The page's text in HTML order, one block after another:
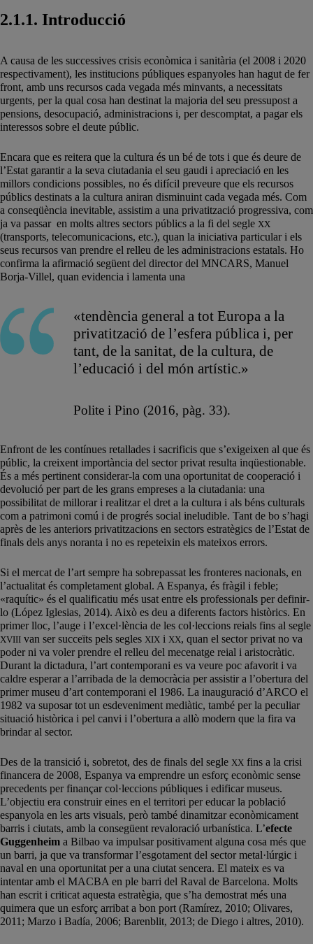
2.1.1. Introducció
A causa de les successives crisis econòmica i sanitària (el 2008 i 2020
respectivament), les institucions públiques espanyoles han hagut de fer
front, amb uns recursos cada vegada més minvants, a necessitats
urgents, per la qual cosa han destinat la majoria del seu pressupost a
pensions, desocupació, administracions i, per descomptat, a pagar els
interessos sobre el deute públic.
Encara que es reitera que la cultura és un bé de tots i que és deure de
l’Estat garantir a la seva ciutadania el seu gaudi i apreciació en les
millors condicions possibles, no és difícil preveure que els recursos
públics destinats a la cultura aniran disminuint cada vegada més. Com
a conseqüència inevitable, assistim a una privatització progressiva, com
ja va passar en molts altres sectors públics a la fi del segle XX
(transports, telecomunicacions, etc.), quan la iniciativa particular i els
seus recursos van prendre el relleu de les administracions estatals. Ho
confirma la afirmació següent del director del MNCARS, Manuel
Borja-Villel, quan evidencia i lamenta una
«tendència general a tot Europa a la
privatització de l’esfera pública i, per
tant, de la sanitat, de la cultura, de
l’educació i del món artístic.»
Polite i Pino (2016, pàg. 33).
Enfront de les contínues retallades i sacrificis que s’exigeixen al que és
públic, la creixent importància del sector privat resulta inqüestionable.
És a més pertinent considerar-la com una oportunitat de cooperació i
devolució per part de les grans empreses a la ciutadania: una
possibilitat de millorar i realitzar el dret a la cultura i als béns culturals
com a patrimoni comú i de progrés social ineludible. Tant de bo s’hagi
après de les anteriors privatitzacions en sectors estratègics de l’Estat de
finals dels anys noranta i no es repeteixin els mateixos errors.
Si el mercat de l’art sempre ha sobrepassat les fronteres nacionals, en
l’actualitat és completament global. A Espanya, és fràgil i feble;
«raquític» és el qualificatiu més usat entre els professionals per definir-
lo (López Iglesias, 2014). Això es deu a diferents factors històrics. En
primer lloc, l’auge i l’excel·lència de les col·leccions reials fins al segle
XVIII van ser succeïts pels segles XIX i XX, quan el sector privat no va
poder ni va voler prendre el relleu del mecenatge reial i aristocràtic.
Durant la dictadura, l’art contemporani es va veure poc afavorit i va
caldre esperar a l’arribada de la democràcia per assistir a l’obertura del
primer museu d’art contemporani el 1986. La inauguració d’ARCO el
1982 va suposar tot un esdeveniment mediàtic, també per la peculiar
situació històrica i pel canvi i l’obertura a allò modern que la fira va
brindar al sector.
Des de la transició i, sobretot, des de finals del segle XX fins a la crisi
financera de 2008, Espanya va emprendre un esforç econòmic sense
precedents per finançar col·leccions públiques i edificar museus.
L’objectiu era construir eines en el territori per educar la població
espanyola en les arts visuals, però també dinamitzar econòmicament
barris i ciutats, amb la consegüent revaloració urbanística. L’efecte
Guggenheim a Bilbao va impulsar positivament alguna cosa més que
un barri, ja que va transformar l’esgotament del sector metal·lúrgic i
naval en una oportunitat per a una ciutat sencera. El mateix es va
intentar amb el MACBA en ple barri del Raval de Barcelona. Molts
han escrit i criticat aquesta estratègia, que s’ha demostrat més una
quimera que un esforç arribat a bon port (Ramírez, 2010; Olivares,
2011; Marzo i Badía, 2006; Barenblit, 2013; de Diego i altres, 2010).